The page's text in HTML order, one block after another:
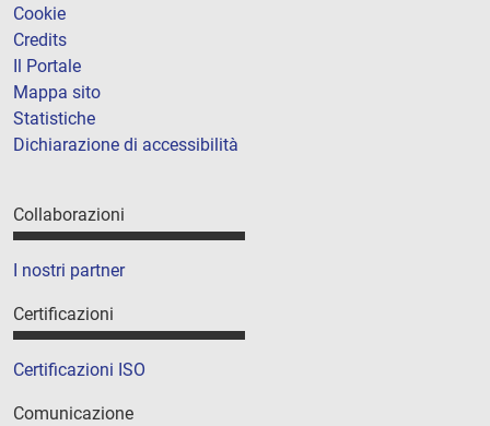
Cookie
Credits
Il Portale
Mappa sito
Statistiche
Dichiarazione di accessibilità
Collaborazioni
I nostri partner
Certificazioni
Certificazioni ISO
Comunicazione